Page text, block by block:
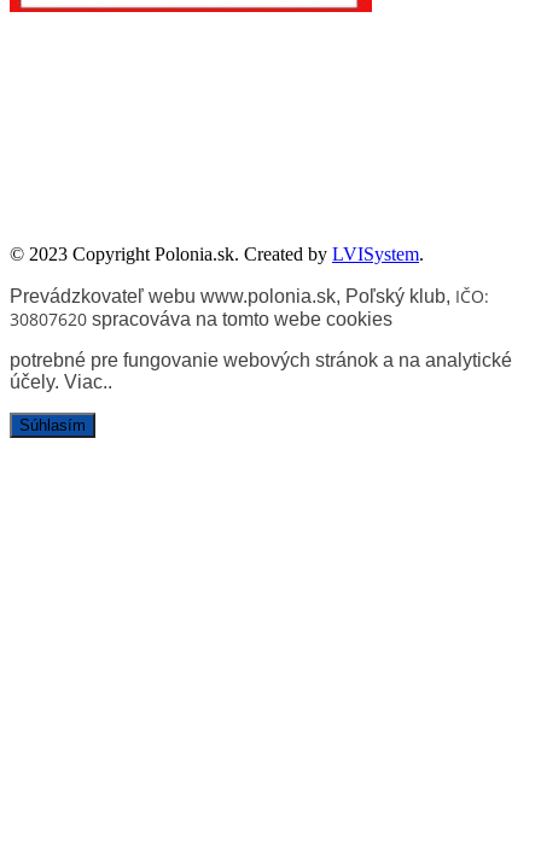
© 2023 Copyright Polonia.sk. Created by LVISystem.
Prevádzkovateľ webu www.polonia.sk, Poľský klub, IČO:
30807620 spracováva na tomto webe cookies
potrebné pre fungovanie webových stránok a na analytické
účely. Viac..
Súhlasím